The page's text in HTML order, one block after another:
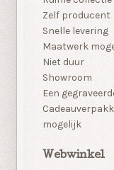
Zelf producent
Snelle levering
Maatwerk
Niet duur
Showroom
Een
mogelijk
Webwinkel